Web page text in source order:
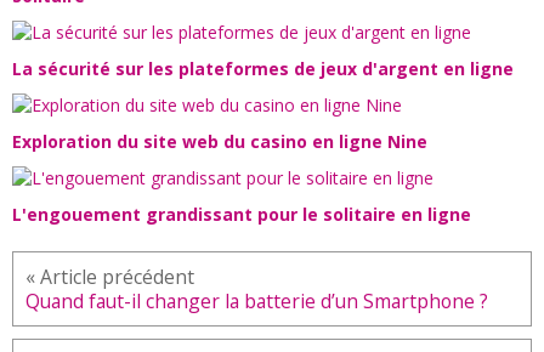
La sécurité sur les plateformes de jeux d'argent en ligne
Exploration du site web du casino en ligne Nine
L'engouement grandissant pour le solitaire en ligne
Quand faut-il changer la batterie d’un Smartphone ?